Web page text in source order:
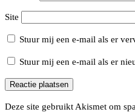
Site
Stuur mij een e-mail als er
Stuur mij een e-mail als er
Deze site gebruikt Akismet om